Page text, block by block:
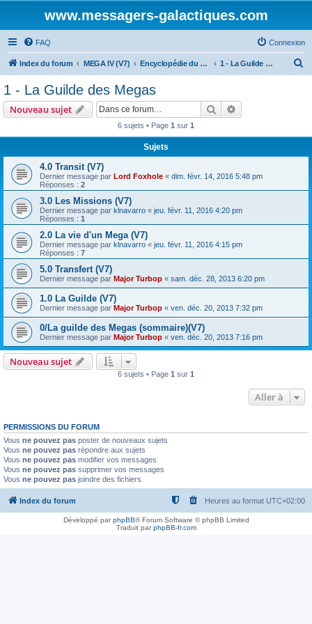
www.messagers-galactiques.com
FAQ Connexion
Index du forum MEGA IV (V7) Encyclopédie du Messager Galactique (V7) 1 - La Guilde des Megas
1 - La Guilde des Megas
Nouveau sujet Rechercher
6 sujets • Page 1 sur 1
Sujets
4.0 Transit (V7)
Dernier message par Lord Foxhole « dim. févr. 14, 2016 5:48 pm
Réponses : 2
3.0 Les Missions (V7)
Dernier message par klnavarro « jeu. févr. 11, 2016 4:20 pm
Réponses : 1
2.0 La vie d'un Mega (V7)
Dernier message par klnavarro « jeu. févr. 11, 2016 4:15 pm
Réponses : 7
5.0 Transfert (V7)
Dernier message par Major Turbop « sam. déc. 28, 2013 6:20 pm
1.0 La Guilde (V7)
Dernier message par Major Turbop « ven. déc. 20, 2013 7:32 pm
0/La guilde des Megas (sommaire)(V7)
Dernier message par Major Turbop « ven. déc. 20, 2013 7:16 pm
Nouveau sujet
6 sujets • Page 1 sur 1
Aller à
PERMISSIONS DU FORUM
Vous ne pouvez pas poster de nouveaux sujets
Vous ne pouvez pas répondre aux sujets
Vous ne pouvez pas modifier vos messages
Vous ne pouvez pas supprimer vos messages
Vous ne pouvez pas joindre des fichiers
Index du forum Heures au format UTC+02:00
Développé parphpBB® Forum Software © phpBB Limited
Traduit parphpBB-fr.com